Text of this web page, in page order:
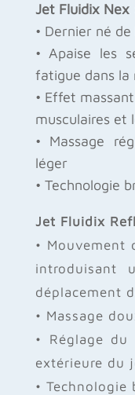
Jet Fluidix Nex
• Dernier né
• Apaise les
fatigue dans la
• Effet
musculaires et
• Massage
léger
• Technologie
Jet Fluidix
• Mouvement
introduisant
déplacement
• Massage
• Réglage
extérieure du
• Technologie